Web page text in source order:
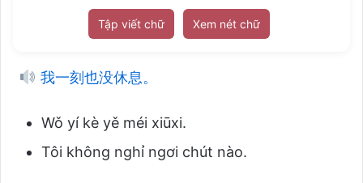
Tập viết chữ Xem nét chữ
我一刻也没休息。
Wǒ yí kè yě méi xiūxi.
Tôi không nghỉ ngơi chút nào.